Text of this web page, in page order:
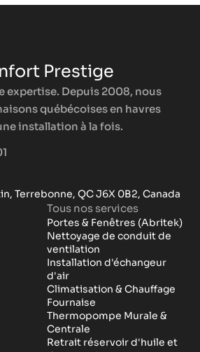
Prestige
expertise. Depuis 2008, nous
québécoises en havres
installation à la fois.
Terrebonne, QC J6X 0B2, Canada
Tous nos services
Portes & Fenêtres (Abritek)
Nettoyage de conduit de
ventilation
Installation d'échangeur
d'air
Climatisation & Chauffage
Fournaise
Thermopompe Murale &
Centrale
Retrait réservoir d'huile et